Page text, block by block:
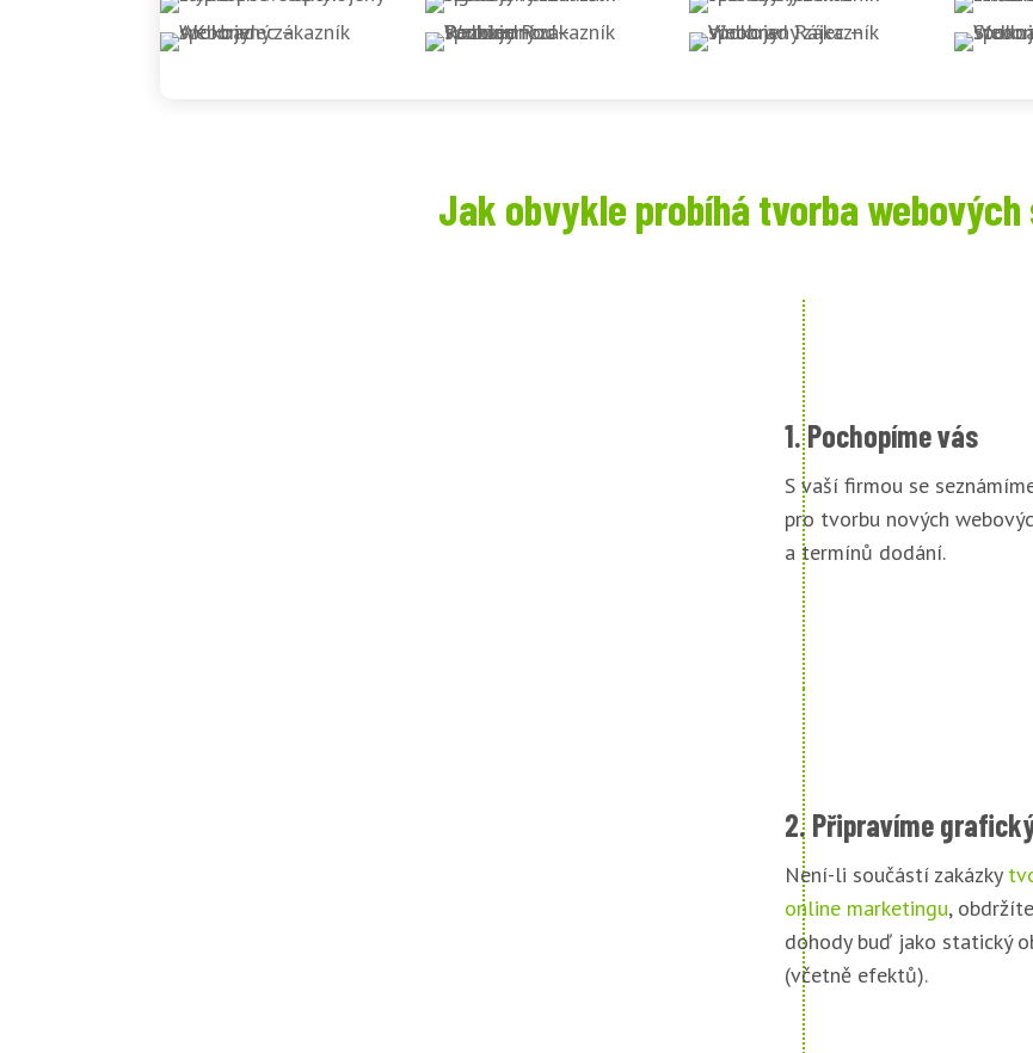
Jak obvykle probíhá tvorba
1. Pochopíme vás
S vaší firmou se
pro tvorbu nových
a termínů dodání.
2. Připravíme
Není-li součástí zakázky
online marketingu,
dohody buď jako statický
(včetně efektů).